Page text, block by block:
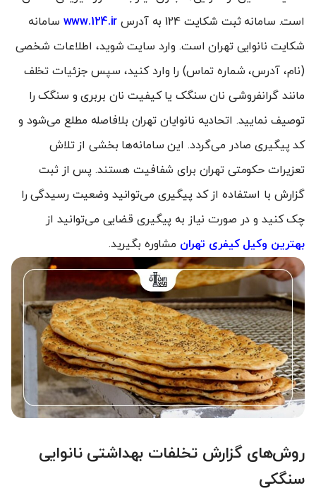
است. سامانه ثبت شکایت 124 به آدرس
www.124.ir سامانه
شکایت نانوایی تهران است. وارد سایت شوید، اطلاعات شخصی
(نام، آدرس، شماره تماس) را وارد کنید، سپس جزئیات تخلف
مانند گرانفروشی نان سنگک یا کیفیت نان بربری و سنگک را
توصیف نمایید. اتحادیه نانوایان تهران بلافاصله مطلع می‌شود و
کد پیگیری صادر می‌گردد. این سامانه‌ها بخشی از تلاش
تعزیرات حکومتی تهران برای شفافیت هستند. پس از ثبت
گزارش با استفاده از کد پیگیری می‌توانید وضعیت رسیدگی را
چک کنید و در صورت نیاز به پیگیری قضایی می‌توانید از
بهترین وکیل کیفری تهران مشاوره بگیرید.
روش‌های گزارش تخلفات بهداشتی نانوایی
سنگکی